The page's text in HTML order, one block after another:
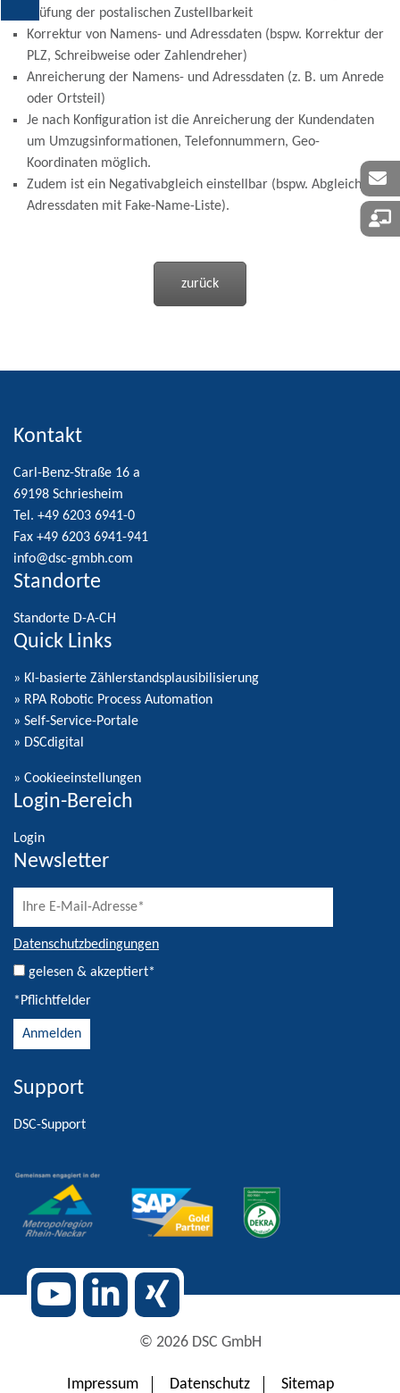
Prüfung der postalischen Zustellbarkeit
Korrektur von Namens- und Adressdaten (bspw. Korrektur der
PLZ, Schreibweise oder Zahlendreher)
Anreicherung der Namens- und Adressdaten (z. B. um Anrede
oder Ortsteil)
Je nach Konfiguration ist die Anreicherung der Kundendaten
um Umzugsinformationen, Telefonnummern, Geo-
Koordinaten möglich.
Zudem ist ein Negativabgleich einstellbar (bspw. Abgleich der
Adressdaten mit Fake-Name-Liste).
zurück
Adressmanagement
Kooperationspartner
Kontakt
Carl-Benz-Straße 16 a
69198 Schriesheim
Tel. +49 6203 6941-0
Fax +49 6203 6941-941
info@dsc-gmbh.com
Standorte
Standorte D-A-CH
Quick Links
» KI-basierte Zählerstandsplausibilisierung
» RPA Robotic Process Automation
» Self-Service-Portale
» DSCdigital
» Cookieeinstellungen
Login-Bereich
Login
Newsletter
Datenschutzbedingungen
gelesen & akzeptiert*
*Pflichtfelder
Alternative:
Support
DSC-Support
© 2026 DSC GmbH
Impressum Datenschutz Sitemap